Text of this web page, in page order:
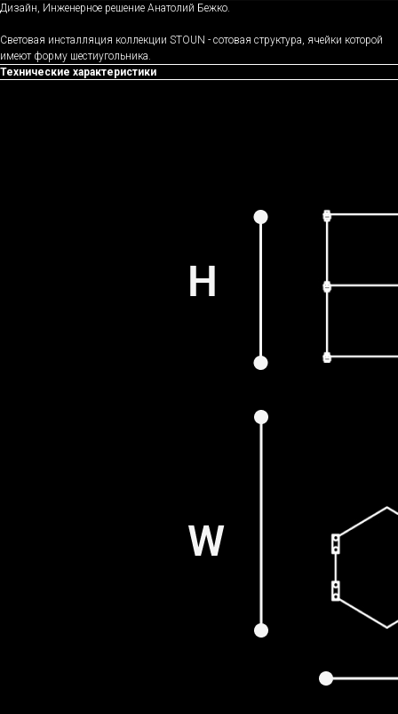
Дизайн, Инженерное решение Анатолий Бежко.
Световая инсталляция коллекции STOUN - сотовая структура, ячейки которой
имеют форму шестиугольника.
Технические характеристики